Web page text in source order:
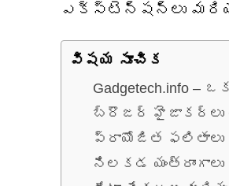
ఎక్స్‌టెన్షన్‌లు
విషయ సూచిక
Gadgetech.info
బ్రౌజర్ హైజాకర్లు
ప్రాయోజిత ఫలితాలు
నిలకడ